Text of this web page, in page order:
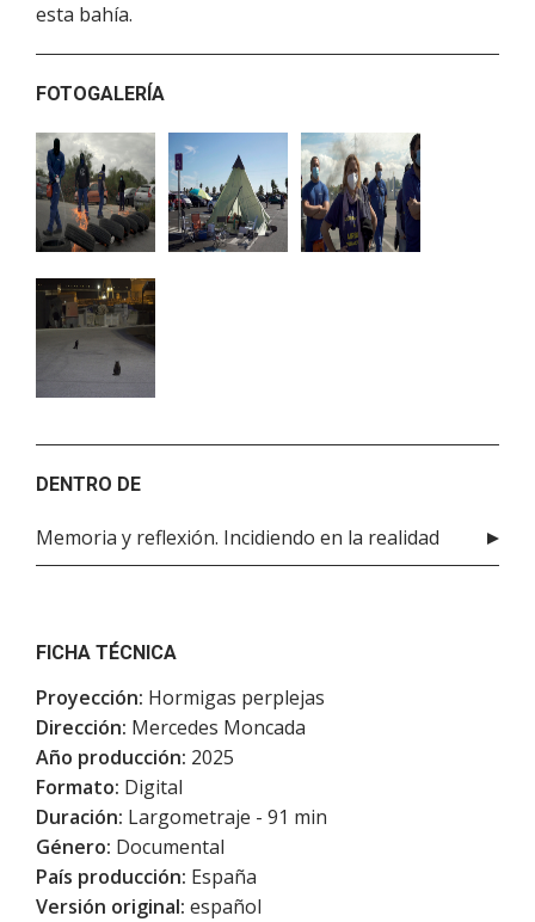
esta bahía.
FOTOGALERÍA
DENTRO DE
Memoria y reflexión. Incidiendo en la realidad
FICHA TÉCNICA
Proyección: Hormigas perplejas
Dirección: Mercedes Moncada
Año producción: 2025
Formato: Digital
Duración: Largometraje - 91 min
Género: Documental
País producción: España
Versión original: español